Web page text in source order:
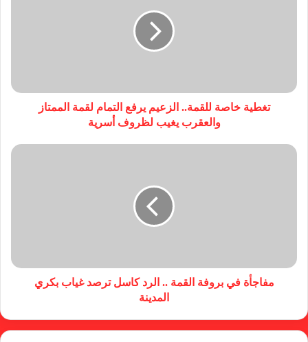
تغطية خاصة للقمة.. الزعيم يرفع التمام لقمة الممتاز
والعقرب يغيب لظروف أسرية
مفاجأة في بروفة القمة .. الرد كاسل ترصد غياب بكري
المدينة